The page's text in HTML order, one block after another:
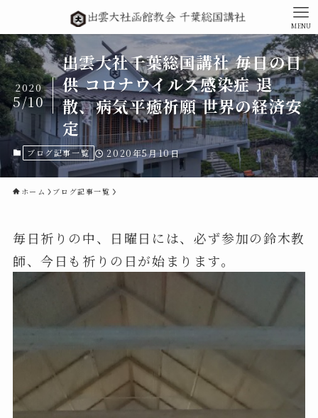
MENU
出雲大社千葉総国講社 毎日の日
供 コロナウイルス感染症 退
散、病気平癒祈願 世界の経済安
定
2020
5/10
ブログ記事一覧 2020年5月10日
ホーム ブログ記事一覧
毎日祈りの中、日曜日には、必ず参加の鈴木教
師、今日も祈りの日が始まります。